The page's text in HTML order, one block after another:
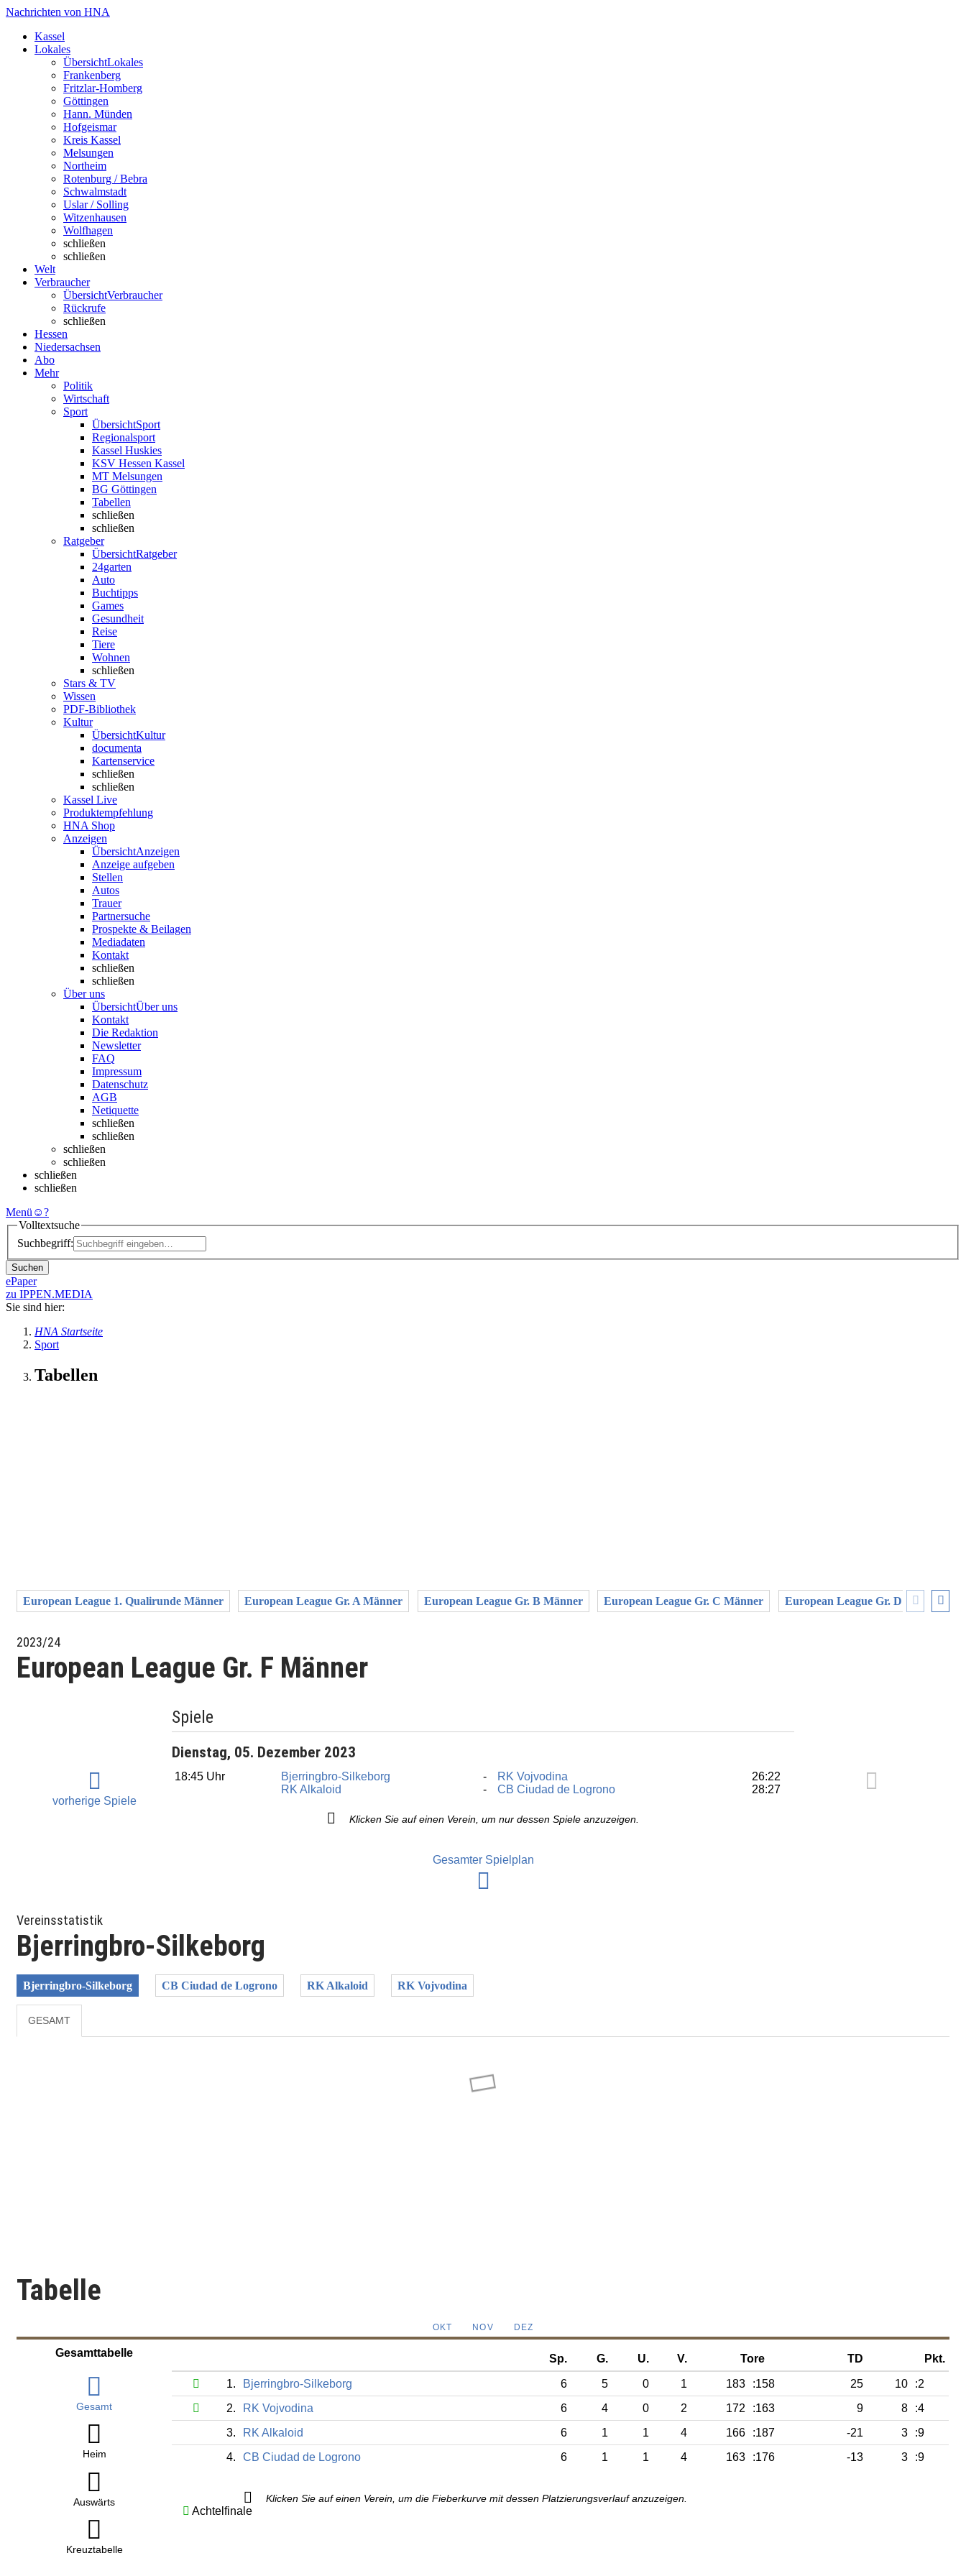
Nachrichten von HNA
Kassel
Lokales
ÜbersichtLokales
Frankenberg
Fritzlar-Homberg
Göttingen
Hann. Münden
Hofgeismar
Kreis Kassel
Melsungen
Northeim
Rotenburg / Bebra
Schwalmstadt
Uslar / Solling
Witzenhausen
Wolfhagen
schließen
schließen
Welt
Verbraucher
ÜbersichtVerbraucher
Rückrufe
schließen
Hessen
Niedersachsen
Abo
Mehr
Politik
Wirtschaft
Sport
ÜbersichtSport
Regionalsport
Kassel Huskies
KSV Hessen Kassel
MT Melsungen
BG Göttingen
Tabellen
schließen
schließen
Ratgeber
ÜbersichtRatgeber
24garten
Auto
Buchtipps
Games
Gesundheit
Reise
Tiere
Wohnen
schließen
Stars & TV
Wissen
PDF-Bibliothek
Kultur
ÜbersichtKultur
documenta
Kartenservice
schließen
schließen
Kassel Live
Produktempfehlung
HNA Shop
Anzeigen
ÜbersichtAnzeigen
Anzeige aufgeben
Stellen
Autos
Trauer
Partnersuche
Prospekte & Beilagen
Mediadaten
Kontakt
schließen
schließen
Über uns
ÜbersichtÜber uns
Kontakt
Die Redaktion
Newsletter
FAQ
Impressum
Datenschutz
AGB
Netiquette
schließen
schließen
schließen
schließen
schließen
schließen
Menü ☺?
Volltextsuche
Suchbegriff:
Suchen
ePaper
zu IPPEN.MEDIA
Sie sind hier:
HNA Startseite
Sport
Tabellen
European League 1. Qualirunde Männer European League Gr. A Männer European League Gr. B Männer European League Gr. C Männer European League Gr. D Männer
2023/24
European League Gr. F Männer
vorherige Spiele
Spiele
Dienstag, 05. Dezember 2023
18:45 Uhr Bjerringbro-Silkeborg RK Vojvodina
26:22
RK Alkaloid
CB Ciudad de Logrono 28:27
Klicken Sie auf einen Verein, um nur dessen Spiele anzuzeigen.
Gesamter Spielplan
Vereinsstatistik
Bjerringbro-Silkeborg
Bjerringbro-Silkeborg CB Ciudad de Logrono RK Alkaloid RK Vojvodina
GESAMT
Tabelle
OKT NOV DEZ
Gesamttabelle
Gesamt
Heim
Auswärts
Kreuztabelle
Sp. G. U. V. Tore TD Pkt.
1. Bjerringbro-Silkeborg 6 5 0 1 183 :158 25 10
:2
2.
RK Vojvodina 6 4 0 2 172 :163 9 8
:4
3.
RK Alkaloid 6 1 1 4 166 :187 -21 3
:9
4.
CB Ciudad de Logrono 6 1 1 4 163 :176 -13 3 :9
Klicken Sie auf einen Verein, um die Fieberkurve mit dessen Platzierungsverlauf anzuzeigen.
Achtelfinale